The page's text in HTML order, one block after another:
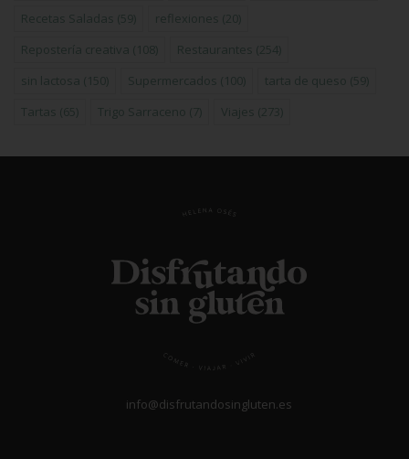
Recetas Saladas (59) reflexiones (20)
Repostería creativa (108) Restaurantes (254)
sin lactosa (150) Supermercados (100) tarta de queso (59)
Tartas (65) Trigo Sarraceno (7) Viajes (273)
info@disfrutandosingluten.es